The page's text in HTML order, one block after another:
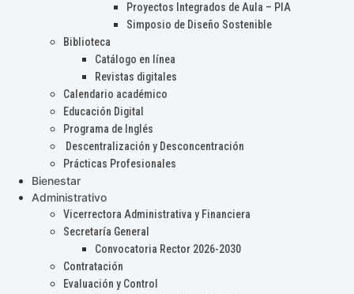
Proyectos Integrados de Aula – PIA
Simposio de Diseño Sostenible
Biblioteca
Catálogo en línea
Revistas digitales
Calendario académico
Educación Digital
Programa de Inglés
Descentralización y Desconcentración
Prácticas Profesionales
Bienestar
Administrativo
Vicerrectora Administrativa y Financiera
Secretaría General
Convocatoria Rector 2026-2030
Contratación
Evaluación y Control